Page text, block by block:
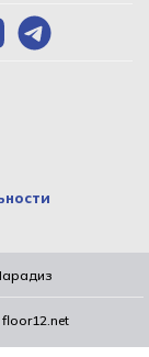
floor12.net